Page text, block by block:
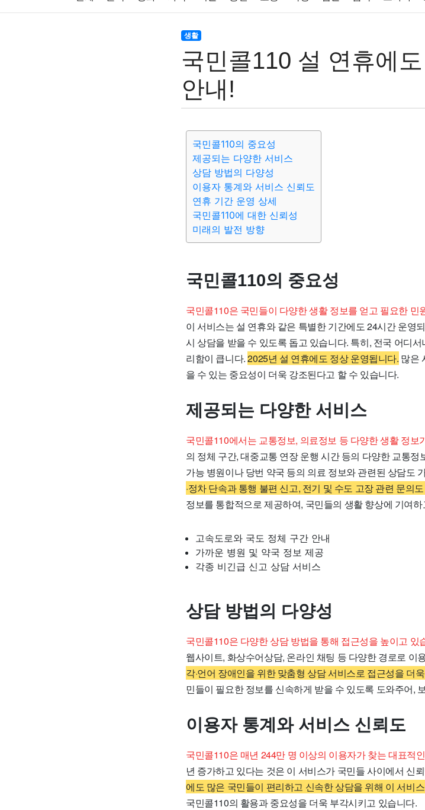
블록체인
여행 맛집 IT 컴퓨터 기술 종교 사회 정치
생활
국민콜110 설 연휴에
안내!
국민콜110의 중요성
제공되는 다양한 서비스
상담 방법의 다양성
이용자 통계와 서비스 신뢰도
연휴 기간 운영 상세
국민콜110에 대한 신뢰성
미래의 발전 방향
국민콜110의 중요성
국민콜110은 국민들이 다양한 생활 정보를 얻고 필요한
이 서비스는 설 연휴와 같은 특별한 기간에도 24시간 운영
시 상담을 받을 수 있도록 돕고 있습니다. 특히, 전국 어디
리함이 큽니다.2025년 설 연휴에도 정상 운영됩니다. 많은
을 수 있는 중요성이 더욱 강조된다고 할 수 있습니다.
제공되는 다양한 서비스
국민콜110에서는 교통정보, 의료정보 등 다양한 생활 정보
의 정체 구간, 대중교통 연장 운행 시간 등의 다양한 교통
가능 병원이나 당번 약국 등의 의료 정보와 관련된 상담도
·정차 단속과 통행 불편 신고, 전기 및 수도 고장 관련 문의
정보를 통합적으로 제공하여, 국민들의 생활 향상에 기여
고속도로와 국도 정체 구간 안내
가까운 병원 및 약국 정보 제공
각종 비긴급 신고 상담 서비스
상담 방법의 다양성
국민콜110은 다양한 상담 방법을 통해 접근성을 높이고 있
웹사이트, 화상수어상담, 온라인 채팅 등 다양한 경로로 이
각·언어 장애인을 위한 맞춤형 상담 서비스로 접근성을 더
민들이 필요한 정보를 신속하게 받을 수 있도록 도와주어,
이용자 통계와 서비스 신뢰도
국민콜110은 매년 244만 명 이상의 이용자가 찾는 대표적
년 증가하고 있다는 것은 이 서비스가 국민들 사이에서 신
에도 많은 국민들이 편리하고 신속한 상담을 위해 이 서비
국민콜110의 활용과 중요성을 더욱 부각시키고 있습니다.